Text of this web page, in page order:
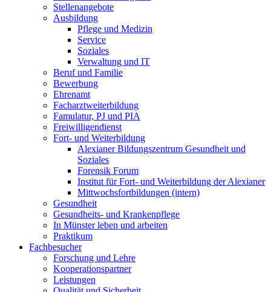
Stellenangebote
Ausbildung
Pflege und Medizin
Service
Soziales
Verwaltung und IT
Beruf und Familie
Bewerbung
Ehrenamt
Facharztweiterbildung
Famulatur, PJ und PIA
Freiwilligendienst
Fort- und Weiterbildung
Alexianer Bildungszentrum Gesundheit und
Soziales
Forensik Forum
Institut für Fort- und Weiterbildung der Alexianer
Mittwochsfortbildungen (intern)
Gesundheit
Gesundheits- und Krankenpflege
In Münster leben und arbeiten
Praktikum
Fachbesucher
Forschung und Lehre
Kooperationspartner
Leistungen